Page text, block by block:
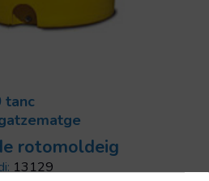
tanc
rotomoldeig
13129